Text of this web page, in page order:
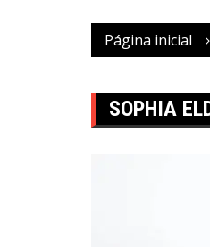
Página inicial
SOPHIA